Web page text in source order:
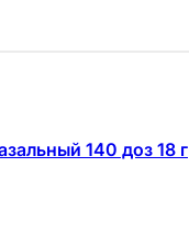
140 доз 18 г